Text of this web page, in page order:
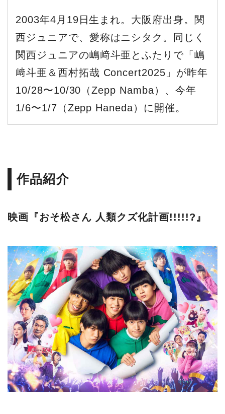
2003年4月19日生まれ。大阪府出身。関
西ジュニアで、愛称はニシタク。同じく
関西ジュニアの嶋﨑斗亜とふたりで「嶋
﨑斗亜＆西村拓哉 Concert2025」が昨年
10/28〜10/30（Zepp Namba）、今年
1/6〜1/7（Zepp Haneda）に開催。
作品紹介
映画『おそ松さん 人類クズ化計画!!!!!?』